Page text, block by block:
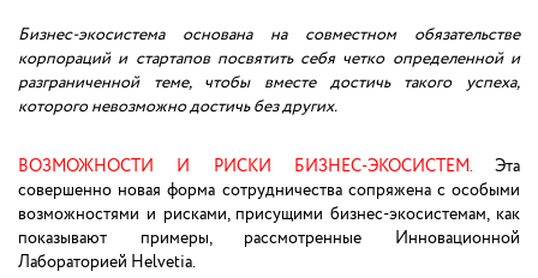
Бизнес-экосистема основана на совместном обязательстве
корпораций и стартапов посвятить себя четко определенной и
разграниченной теме, чтобы вместе достичь такого успеха,
которого невозможно достичь без других.
ВОЗМОЖНОСТИ И РИСКИ БИЗНЕС-ЭКОСИСТЕМ.Эта
совершенно новая форма сотрудничества сопряжена с особыми
возможностями и рисками, присущими бизнес-экосистемам, как
показывают примеры, рассмотренные Инновационной
Лабораторией Helvetia.